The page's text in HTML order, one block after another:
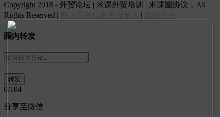
Copyright 2018 - 外贸论坛 | 米课外贸培训 | 米课圈协议，All
Rights Reserved |
|
圈内转发
0/104
分享至微信